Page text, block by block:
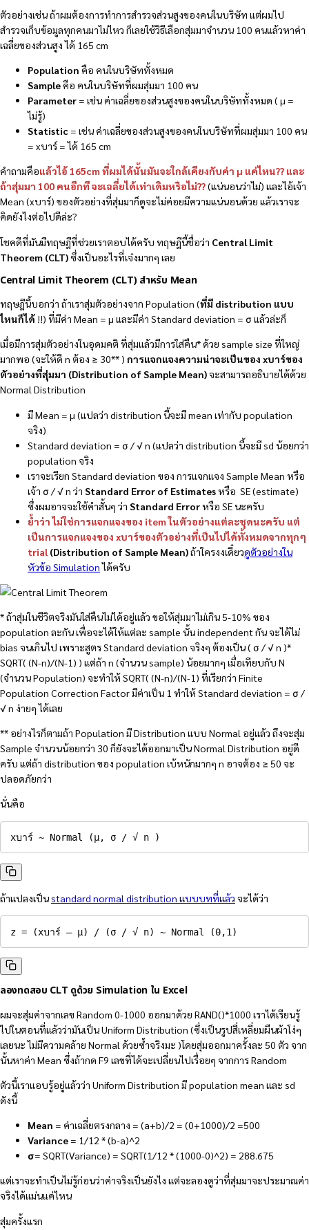
ตัวอย่างเช่น ถ้าผมต้องการทำการสำรวจส่วนสูงของคนในบริษัท แต่ผมไป
สำรวจเก็บข้อมูลทุกคนมาไม่ไหว ก็เลยใช้วิธีเลือกสุ่มมาจำนวน 100 คนแล้วหาค่า
เฉลี่ยของส่วนสูง ได้ 165 cm
Population คือ คนในบริษัททั้งหมด
Sampleคือ คนในบริษัทที่ผมสุ่มมา 100 คน
Parameter = เช่น ค่าเฉลี่ยของส่วนสูงของคนในบริษัททั้งหมด ( µ =
ไม่รู้)
Statistic = เช่น ค่าเฉลี่ยของส่วนสูงของคนในบริษัทที่ผมสุ่มมา 100 คน
= xบาร์ = ได้ 165 cm
คำถามคือแล้วไอ้ 165cm ที่ผมได้นั้นมันจะใกล้เคียงกับค่า µ แค่ไหน?? และ
ถ้าสุ่มมา 100 คนอีกที จะเฉลี่ยได้เท่าเดิมหรือไม่??(แน่นอนว่าไม่) และไอ้เจ้า
Mean (xบาร์) ของตัวอย่างที่สุ่มมาก็ดูจะไม่ค่อยมีความแน่นอนด้วย แล้วเราจะ
คิดยังไงต่อไปดีล่ะ?
โชคดีที่มันมีทฤษฎีที่ช่วยเราตอบได้ครับ ทฤษฎีนี้ชื่อว่า Central Limit
Theorem (CLT)ซึ่งเป็นอะไรที่เจ๋งมากๆ เลย
Central Limit Theorem (CLT)สำหรับ Mean
ทฤษฎีนี้บอกว่า ถ้าเราสุ่มตัวอย่างจาก Population (ที่มี distribution แบบ
ไหนก็ได้ !!) ที่มีค่า Mean = µ และมีค่า Standard deviation = σ แล้วล่ะก็
เมื่อมีการสุ่มตัวอย่างในอุดมคติ ที่สุ่มแล้วมีการใส่คืน* ด้วย sample size ที่ใหญ่
มากพอ (จะให้ดี n ต้อง ≥ 30** ) การแจกแจงความน่าจะเป็นของ xบาร์ของ
ตัวอย่างที่สุ่มมา (Distribution of Sample Mean)จะสามารถอธิบายได้ด้วย
Normal Distribution
มี Mean = µ (แปลว่า distribution นี้จะมี mean เท่ากับ population
จริง)
Standard deviation = σ / √ n (แปลว่า distribution นี้จะมี sd น้อยกว่า
population จริง
เราจะเรียก Standard deviation ของ การแจกแจง Sample Mean หรือ
เจ้า σ / √ n ว่า Standard Error of Estimatesหรือ SE (estimate)
ซึ่งผมอาจจะใช้คำสั้นๆ ว่า Standard Errorหรือ SE นะครับ
ย้ำว่า ไม่ใช่การแจกแจงของ item ในตัวอย่างแต่ละชุดนะครับ แต่
เป็นการแจกแจงของ xบาร์ของตัวอย่างที่เป็นไปได้ทั้งหมดจากทุกๆ
trial (Distribution of Sample Mean)ถ้าใครงงเดี๋ยวดูตัวอย่างใน
หัวข้อ Simulationได้ครับ
* ถ้าสุ่มในชีวิตจริงมันใส่คืนไม่ได้อยู่แล้ว ขอให้สุ่มมาไม่เกิน 5-10% ของ
population ละกัน เพื่อจะได้ให้แต่ละ sample นั้น independent กัน จะได้ไม่
bias จนเกินไป เพราะสูตร Standard deviation จริงๆ ต้องเป็น ( σ / √ n )*
SQRT( (N-n)/(N-1) ) แต่ถ้า n (จำนวน sample) น้อยมากๆ เมื่อเทียบกับ N
(จำนวน Population) จะทำให้ SQRT( (N-n)/(N-1) ที่เรียกว่า Finite
Population Correction Factor มีค่าเป็น 1 ทำให้ Standard deviation = σ /
√ n ง่ายๆ ได้เลย
** อย่างไรก็ตามถ้า Population มี Distribution แบบ Normal อยู่แล้ว ถึงจะสุ่ม
Sample จำนวนน้อยกว่า 30 ก็ยังจะได้ออกมาเป็น Normal Distribution อยู่ดี
ครับ แต่ถ้า distribution ของ population เบ้หนักมากๆ n อาจต้อง ≥ 50 จะ
ปลอดภัยกว่า
นั่นคือ
xบาร์ ~ Normal (µ, σ / √ n )
ถ้าแปลงเป็นstandard normal distribution แบบบทที่แล้ว จะได้ว่า
z = (xบาร์ – µ) / (σ / √ n) ~ Normal (0,1)
ลองทดสอบ CLT ดูด้วย Simulation ใน Excel
ผมจะสุ่มค่าจากเลข Random 0-1000 ออกมาด้วย RAND()*1000 เราได้เรียนรู้
ไปในตอนที่แล้วว่ามันเป็น Uniform Distribution (ซึ่งเป็นรูปสี่เหลี่ยมผืนผ้าโง่ๆ
เลยนะ ไม่มีความคล้าย Normal ด้วยซ้ำจริงมะ )โดยสุ่มออกมาครั้งละ 50 ตัว จาก
นั้นหาค่า Mean ซึ่งถ้ากด F9 เลขที่ได้จะเปลี่ยนไปเรื่อยๆ จากการ Random
ตัวนี้เราแอบรู้อยู่แล้วว่า Uniform Distribution มี population mean และ sd
ดังนี้
Mean = ค่าเฉลี่ยตรงกลาง = (a+b)/2 = (0+1000)/2 =500
Variance = 1/12 * (b-a)^2
σ= SQRT(Variance) = SQRT(1/12 * (1000-0)^2) = 288.675
แต่เราจะทำเป็นไม่รู้ก่อนว่าค่าจริงเป็นยังไง แต่จะลองดูว่าที่สุ่มมาจะประมาณค่า
จริงได้แม่นแค่ไหน
สุ่มครั้งแรก